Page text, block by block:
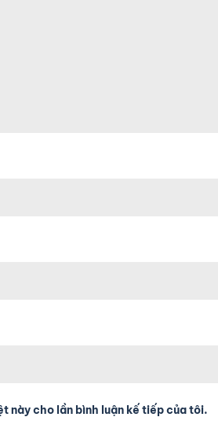
này cho lần bình luận kế tiếp của tôi.